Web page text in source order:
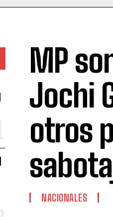
MP
Jochi
otros
NACIONALES